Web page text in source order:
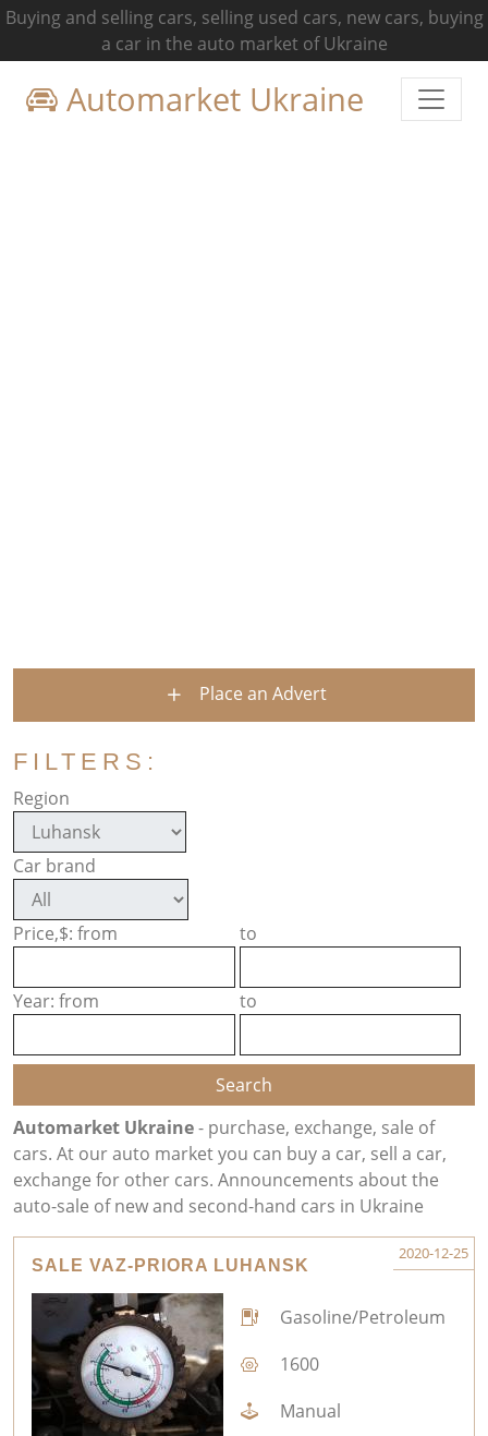
Buying and selling cars, selling used cars, new cars, buying
a car in the auto market of Ukraine
Automarket Ukraine
Place an Advert
FILTERS:
Region
Car brand
Price,$: from to
Year: from to
Automarket Ukraine- purchase, exchange, sale of
cars. At our auto market you can buy a car, sell a car,
exchange for other cars. Announcements about the
auto-sale of new and second-hand cars in Ukraine
SALE VAZ-PRIORA LUHANSK
2020-12-25
Gasoline/Petroleum
1600
Manual